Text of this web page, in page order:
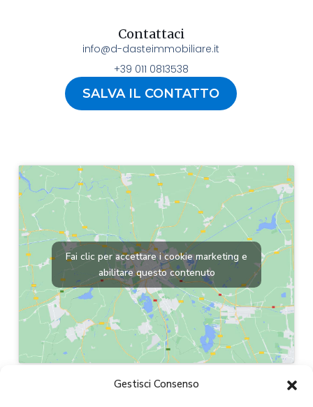
Gestisci Consenso
Contattaci
info@d-dasteimmobiliare.it
+39 011 0813538
SALVA IL CONTATTO
Fai clic per accettare i cookie marketing e
abilitare questo contenuto